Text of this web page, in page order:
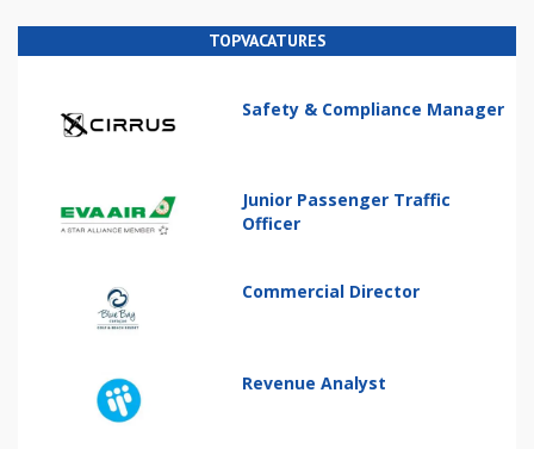
TOPVACATURES
Safety & Compliance Manager
Junior Passenger Traffic
Officer
Commercial Director
Revenue Analyst